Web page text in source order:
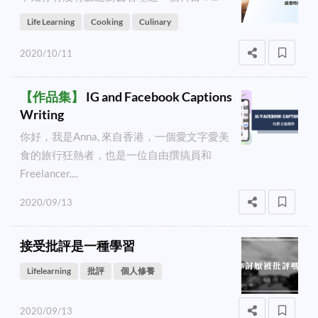
Life Learning Cooking Culinary
2020/10/11
【作品集】
IG and Facebook Captions
Writing
你好，我是Anna, 來自香港，一個愛文字愛美
食的旅行狂熱者，也是一位自由撰搞員和
Freelancer....
2020/09/13
接受批評是一種學習
Lifelearning 批評 個人修養
2020/09/13